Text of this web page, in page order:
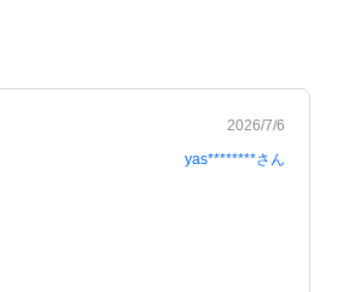
2026/7/6
yas********さん